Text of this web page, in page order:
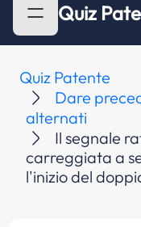
Quiz
Quiz Patente
Dare
alternati
Il segnale
carreggiata a
l'inizio del